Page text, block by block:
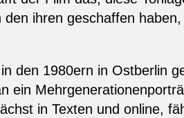
ihren geschaffen
den 1980ern in Ostberlin
ein
in Texten und online,